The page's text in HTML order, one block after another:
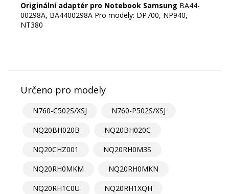
Originální adaptér pro Notebook Samsung BA44-
00298A, BA4400298A Pro modely: DP700, NP940,
NT380
Určeno pro modely
N760-C502S/XSJ
N760-P502S/XSJ
NQ20BH020B
NQ20BH020C
NQ20CHZ001
NQ20RH0M3S
NQ20RH0MKM
NQ20RH0MKN
NQ20RH1C0U
NQ20RH1XQH